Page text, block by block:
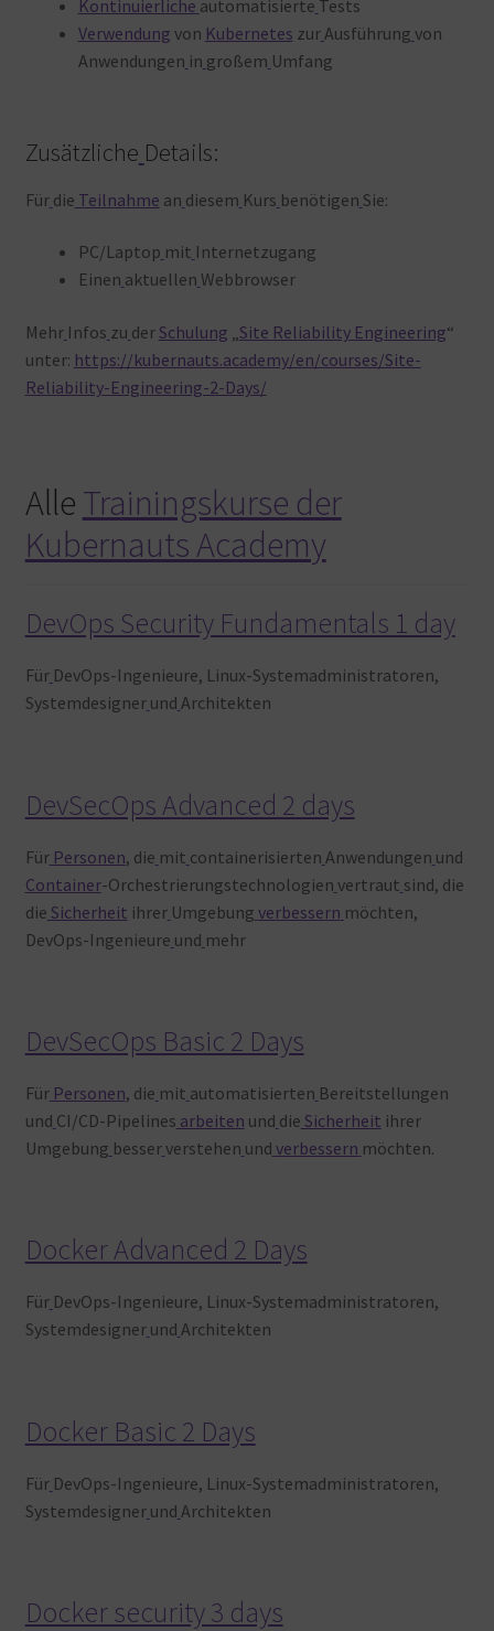
Kontinuierliche automatisierte Tests
Verwendung von Kubernetes zurAusführung von
Anwendungen in großem Umfang
Zusätzliche Details:
Für die Teilnahme an diesem Kurs benötigen Sie:
PC/Laptop mit Internetzugang
Einen aktuellen Webbrowser
Mehr Infos zu derSchulung Site Reliability Engineering“
unter: https://kubernauts.academy/en/courses/Site-
Reliability-Engineering-2-Days/
Alle Trainingskurse der
Kubernauts Academy
DevOps Security Fundamentals 1 day
Für DevOps-Ingenieure, Linux-Systemadministratoren,
Systemdesigner und Architekten
DevSecOps Advanced 2 days
FürPersonen, die mit containerisierten Anwendungen und
Container-Orchestrierungstechnologien vertraut sind, die
die Sicherheit ihrer Umgebung verbessern möchten,
DevOps-Ingenieure und mehr
DevSecOps Basic 2 Days
FürPersonen, die mit automatisierten Bereitstellungen
und CI/CD-Pipelines arbeiten und die Sicherheit ihrer
Umgebung besserverstehen und verbessern möchten.
Docker Advanced 2 Days
Für DevOps-Ingenieure, Linux-Systemadministratoren,
Systemdesigner und Architekten
Docker Basic 2 Days
Für DevOps-Ingenieure, Linux-Systemadministratoren,
Systemdesigner und Architekten
Docker security 3 days